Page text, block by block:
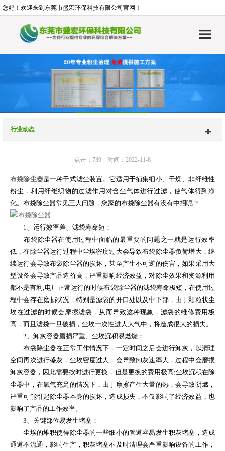
您好！欢迎来到东莞市盛宏环保科技有限公司官网！
行业动态
点击：739 时间：2022-11-8
布袋除尘器是一种干式滤尘装置。它适用于捕集细小、干燥、非纤维性
粉尘，利用纤维织物的过滤作用对含尘气体进行过滤，使气体得到净
化。布袋除尘器常见三大问题，您家的布袋除尘器有没有中招呢？
1、运行效率差、滤袋寿命短：
布袋除尘器在使用过程中面临的最重要的问题之一就是运行效率
低，在除尘器运行过程中尘埃密度过大会导致布袋除尘器负荷增大，继
续运行会导致布袋除尘器的损坏，甚至产生不可逆的伤害，如果采用大
型设备会导致产品造价高，严重影响经济效益，对除尘效果和资源利用
都不是有利;电厂正常运行的时候布袋除尘器的滤袋寿命极短，在使用过
程中会存在磨损状况，特别是滤袋的开口处以及中下部，由于颗粒状尘
埃在过滤的时候会摩擦滤袋，从而导致这种现象，滤袋的维修费用极
高，而且滤袋一旦破损，尘埃一次性进人大气中，将造成很大的损失。
2、卸灰容器磨损严重、尘埃沉积易燃烧：
布袋除尘器在正常工作情况下，一定时间之后会进行卸灰，以清理
空间再次进行盛灰，尘埃密度过大，会导致卸灰速率大，过程中会磨损
卸灰容器，因此需要按时进行更换，但是更换的费用极高;尘埃沉积在除
尘器中，在氧气充足的情况下，由于摩擦产生大量的热，会导致阴燃，
严重可能引起除尘器本身的损坏，造成损失，不仅影响了经济效益，也
影响了产品的工作效率。
3、关键部位易发生堵塞：
尘埃的堆积使得除尘器的一些细小的管道容易发生积灰堵塞，造成
通道不流通，影响生产，积灰堵塞不及时清理会严重影响设备的工作，